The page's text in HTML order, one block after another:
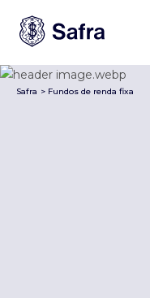
Safra > Fundos de renda fixa